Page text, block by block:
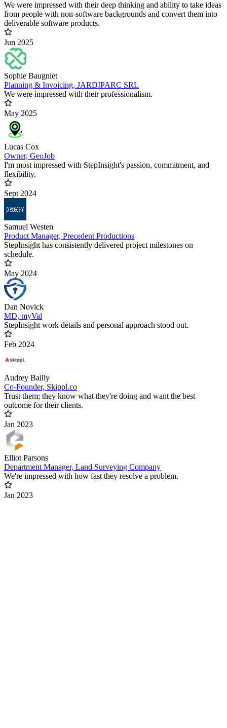
We were impressed with their deep thinking and ability to take ideas
from people with non-software backgrounds and convert them into
deliverable software products.
Jun 2025
Sophie Baugniet
Planning & Invoicing, JARDIPARC SRL
We were impressed with their professionalism.
May 2025
Lucas Cox
Owner, GeoJob
I'm most impressed with StepInsight's passion, commitment, and
flexibility.
Sept 2024
Samuel Westen
Product Manager, Precedent Productions
StepInsight has consistently delivered project milestones on
schedule.
May 2024
Dan Novick
MD, myVal
StepInsight work details and personal approach stood out.
Feb 2024
Audrey Bailly
Co-Founder, Skippl.co
Trust them; they know what they're doing and want the best
outcome for their clients.
Jan 2023
Elliot Parsons
Department Manager, Land Surveying Company
We're impressed with how fast they resolve a problem.
Jan 2023